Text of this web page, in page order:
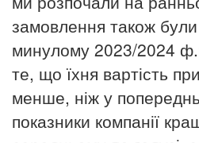
замовлення також
минулому 2023/2024
те, що їхня вартість
менше, ніж у
показники компанії